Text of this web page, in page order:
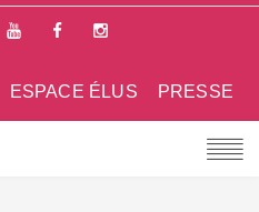
PRESSE
ESPACE ÉLUS